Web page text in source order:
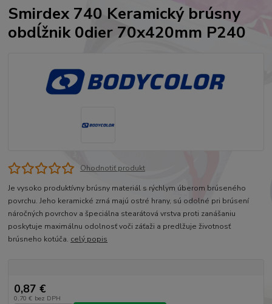
Smirdex 740 Keramický brúsny
obdĺžnik 0dier 70x420mm P240
Ohodnotiť produkt
Je vysoko produktívny brúsny materiál s rýchlym úberom brúseného
povrchu. Jeho keramické zrná majú ostré hrany, sú odolné pri brúsení
náročných povrchov a špeciálna stearátová vrstva proti zanášaniu
poskytuje maximálnu odolnosť voči záťaži a predlžuje životnosť
brúsneho kotúča. celý popis
0,87 €
0,70 € bez DPH